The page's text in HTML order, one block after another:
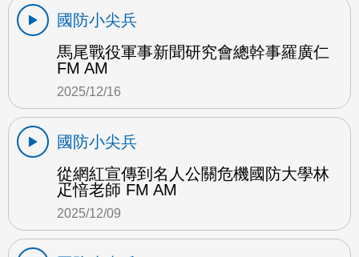
國防小尖兵
馬尾戰役軍事新聞研究會總幹事羅廣仁
FM AM
2025/12/16
國防小尖兵
從網紅宣傳到名人公關危機國防大學林
疋愔老師 FM AM
2025/12/09